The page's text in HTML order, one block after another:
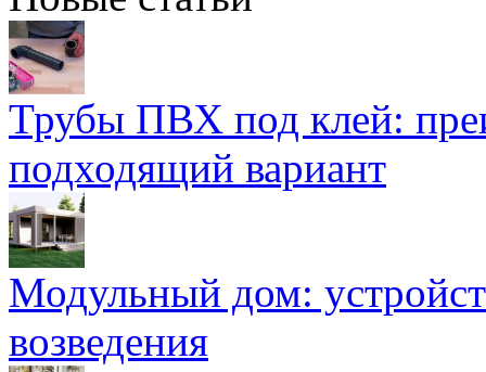
Трубы ПВХ под клей:
подходящий вариант
Модульный дом:
возведения